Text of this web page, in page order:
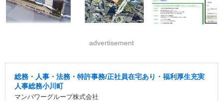
advertisement
総務・人事・法務・特許事務/正社員在宅あり・福利厚生充実
人事総務小川町
マンパワーグループ株式会社